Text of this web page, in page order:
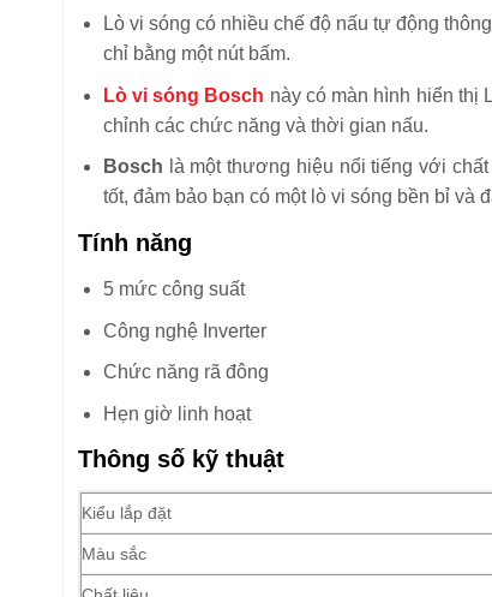
Lò vi sóng có nhiều chế độ nấu tự động
chỉ bằng một nút bấm.
Lò vi sóng Bosch này có màn hình hiển thị
chỉnh các chức năng và thời gian nấu.
Bosch là một thương hiệu nổi tiếng với
tốt, đảm bảo bạn có một lò vi sóng bền bỉ và
Tính năng
5 mức công suất
Công nghệ Inverter
Chức năng rã đông
Hẹn giờ linh hoạt
Thông số kỹ thuật
Kiểu lắp đặt
Màu sắc